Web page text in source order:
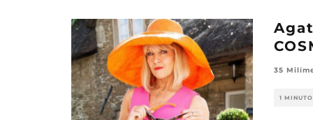
35
1